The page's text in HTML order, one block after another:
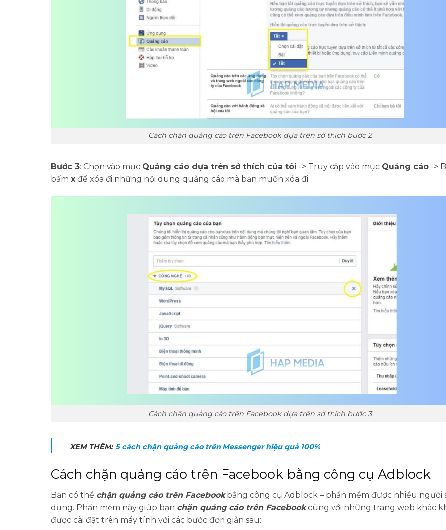
Cách chặn quảng cáo trên Facebook dựa trên sở thích bước 2
Bước 3: Chọn vào mục Quảng cáo dựa trên sở thích của tôi -> Truy cập vào mục Quảng cáo ->
bấm x để xóa đi những nội dung quảng cáo mà bạn muốn xóa đi.
Cách chặn quảng cáo trên Facebook dựa trên sở thích bước 3
XEM THÊM: 5 cách chặn quảng cáo trên Messenger hiệu quả 100%
Cách chặn quảng cáo trên Facebook bằng công cụ Adblock
Bạn có thể chặn quảng cáo trên Facebookbằng công cụ Adblock – phần mềm được nhiều người
dụng. Phần mềm này giúp bạn chặn quảng cáo trên Facebookcùng với những trang web khác
được cài đặt trên máy tính với các bước đơn giản sau: